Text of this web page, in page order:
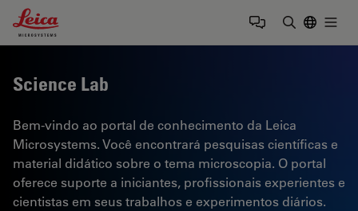
Leica Microsystems Logo
Science Lab
Bem-vindo ao portal de conhecimento da Leica
Microsystems. Você encontrará pesquisas científicas e
material didático sobre o tema microscopia. O portal
oferece suporte a iniciantes, profissionais experientes e
cientistas em seus trabalhos e experimentos diários.